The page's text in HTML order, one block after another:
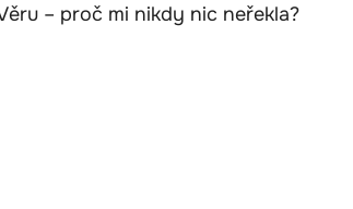
– proč mi nikdy nic neřekla?